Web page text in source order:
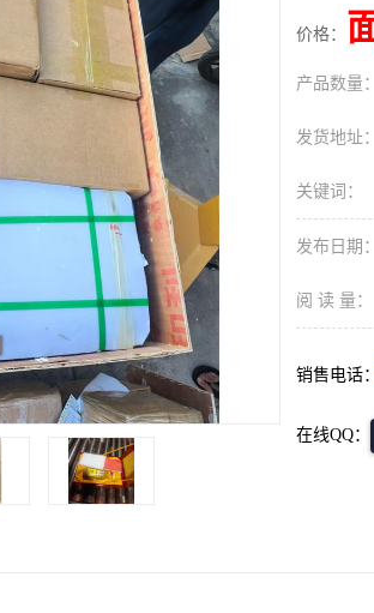
价格：
产品数量：
发货地址：
关键词：
发布日期：
阅 读 量：
销售电话：
在线QQ：